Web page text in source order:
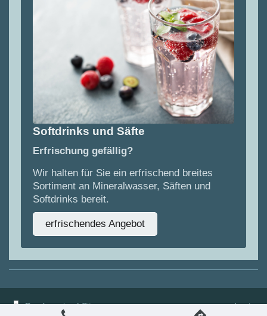
Softdrinks und Säfte
Erfrischung gefällig?
Wir halten für Sie ein erfrischend breites
Sortiment an Mineralwasser, Säften und
Softdrinks bereit.
erfrischendes Angebot
Druckversion| Sitemap
Login